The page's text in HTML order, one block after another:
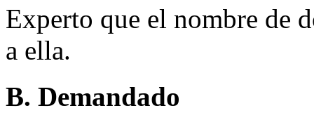
Experto que el nombre de
a ella.
B. Demandado